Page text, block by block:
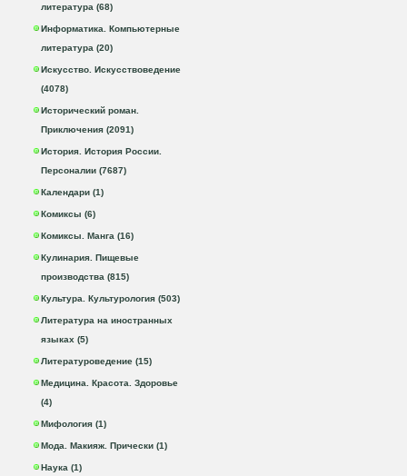
литература (68)
Информатика. Компьютерные
литература (20)
Искусство. Искусствоведение
(4078)
Исторический роман.
Приключения (2091)
История. История России.
Персоналии (7687)
Календари (1)
Комиксы (6)
Комиксы. Манга (16)
Кулинария. Пищевые
производства (815)
Культура. Культурология (503)
Литература на иностранных
языках (5)
Литературоведение (15)
Медицина. Красота. Здоровье
(4)
Мифология (1)
Мода. Макияж. Прически (1)
Наука (1)